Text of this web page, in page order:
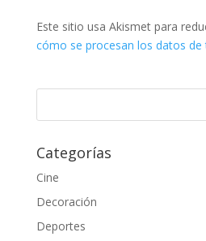
Este sitio usa Akismet para
cómo se procesan los datos
Categorías
Cine
Decoración
Deportes